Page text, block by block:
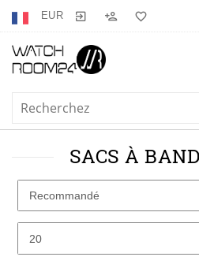
EUR
SACS À